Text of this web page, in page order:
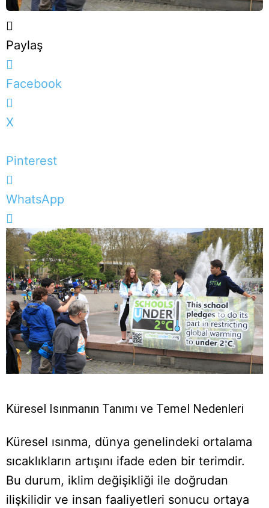
Paylaş
Facebook
X
Pinterest
WhatsApp
Küresel Isınmanın Tanımı ve Temel Nedenleri
Küresel ısınma, dünya genelindeki ortalama
sıcaklıkların artışını ifade eden bir terimdir.
Bu durum, iklim değişikliği ile doğrudan
ilişkilidir ve insan faaliyetleri sonucu ortaya